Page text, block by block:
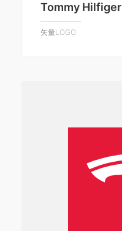
Tommy Hilfiger
矢量LOGO